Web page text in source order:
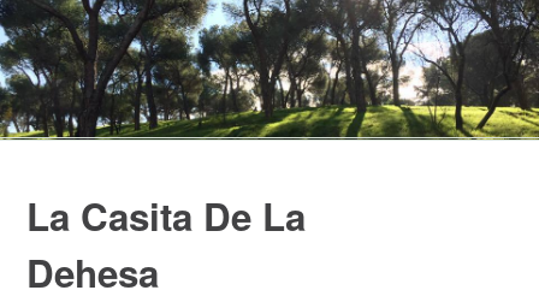
La Casita De La
Dehesa